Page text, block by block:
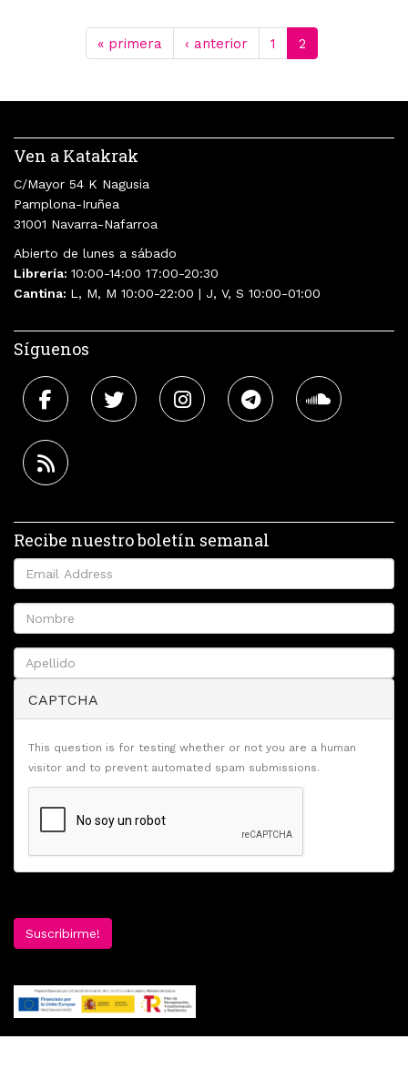
« primera ‹ anterior 1 2
Ven a Katakrak
C/Mayor 54 K Nagusia
Pamplona-Iruñea
31001 Navarra-Nafarroa
Abierto de lunes a sábado
Librería: 10:00-14:00 17:00-20:30
Cantina: L, M, M 10:00-22:00 | J, V, S 10:00-01:00
Síguenos
Recibe nuestro boletín semanal
CAPTCHA
This question is for testing whether or not you are a human
visitor and to prevent automated spam submissions.
Suscribirme!